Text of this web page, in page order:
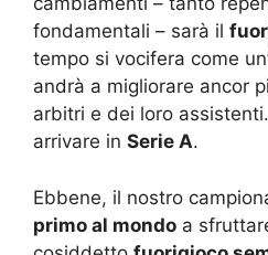
fondamentali – sarà il
tempo si vocifera come
andrà a migliorare ancor
arbitri e dei loro
arrivare in Serie A.
Ebbene, il nostro
primo al mondo a